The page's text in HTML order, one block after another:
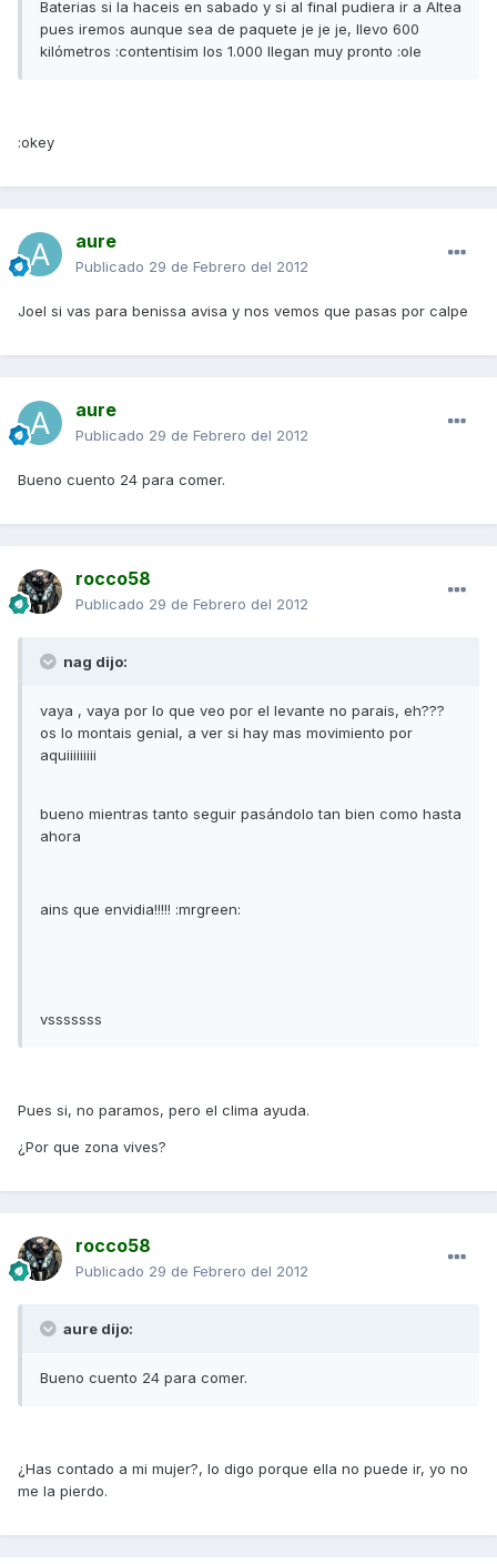
Baterias si la haceis en sabado y si al final pudiera ir a Altea
pues iremos aunque sea de paquete je je je, llevo 600
kilómetros :contentisim los 1.000 llegan muy pronto :ole
:okey
aure
Publicado 29 de Febrero del 2012
Joel si vas para benissa avisa y nos vemos que pasas por calpe
aure
Publicado 29 de Febrero del 2012
Bueno cuento 24 para comer.
rocco58
Publicado 29 de Febrero del 2012
nag dijo:
vaya , vaya por lo que veo por el levante no parais, eh???
os lo montais genial, a ver si hay mas movimiento por
aquiiiiiiiii
bueno mientras tanto seguir pasándolo tan bien como hasta
ahora
ains que envidia!!!!! :mrgreen:
vsssssss
Pues si, no paramos, pero el clima ayuda.
¿Por que zona vives?
rocco58
Publicado 29 de Febrero del 2012
aure dijo:
Bueno cuento 24 para comer.
¿Has contado a mi mujer?, lo digo porque ella no puede ir, yo no
me la pierdo.